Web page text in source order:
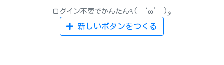
ログイン不要でかんたん٩( ‘ω’ )و
新しいボタンをつくる